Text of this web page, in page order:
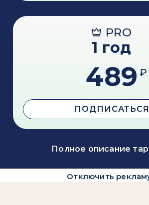
PRO
1 год
489 ₽
ПОДПИСАТЬСЯ
Полное описание
Отключить